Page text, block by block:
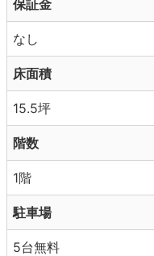
保証金
なし
床面積
15.5坪
階数
1階
駐車場
5台無料